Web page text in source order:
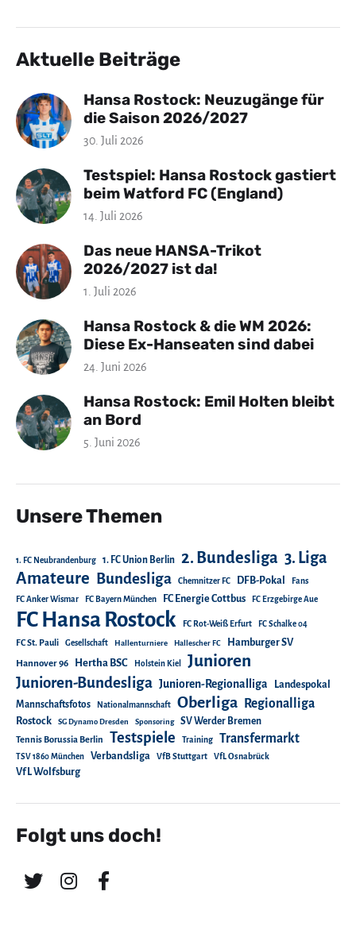
Aktuelle Beiträge
Hansa Rostock: Neuzugänge für
die Saison 2026/2027
30. Juli 2026
Testspiel: Hansa Rostock gastiert
beim Watford FC (England)
14. Juli 2026
Das neue HANSA-Trikot
2026/2027 ist da!
1. Juli 2026
Hansa Rostock & die WM 2026:
Diese Ex-Hanseaten sind dabei
24. Juni 2026
Hansa Rostock: Emil Holten bleibt
an Bord
5. Juni 2026
Unsere Themen
1. FC Neubrandenburg 1. FC Union Berlin 2. Bundesliga 3. Liga
Amateure Bundesliga Chemnitzer FC DFB-Pokal Fans
FC Anker Wismar FC Bayern München FC Energie Cottbus FC Erzgebirge Aue
FC Hansa Rostock FC Rot-Weiß Erfurt FC Schalke 04
FC St. Pauli Gesellschaft Hallenturniere Hallescher FC Hamburger SV
Hannover 96 Hertha BSC Holstein Kiel Junioren
Junioren-Bundesliga Junioren-Regionalliga
Landespokal
Mannschaftsfotos
Nationalmannschaft Oberliga Regionalliga
Rostock SG Dynamo Dresden Sponsoring SV Werder Bremen
Tennis Borussia Berlin Testspiele Training Transfermarkt
TSV 1860 München Verbandsliga VfB Stuttgart VfL Osnabrück
VfL Wolfsburg
Folgt uns doch!